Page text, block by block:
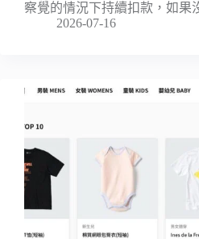
察覺的情況下持續扣款，如果
2026-07-16